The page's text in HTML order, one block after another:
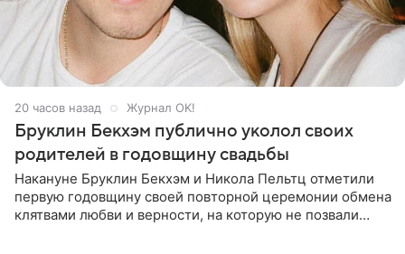
20 часов назад Журнал OK!
Бруклин Бекхэм публично уколол своих
родителей в годовщину свадьбы
Накануне Бруклин Бекхэм и Никола Пельтц отметили
первую годовщину своей повторной церемонии обмена
клятвами любви и верности, на которую не позвали